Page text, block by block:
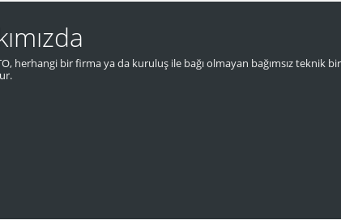
herhangi bir firma ya da kuruluş ile bağı olmayan bağımsız teknik bir